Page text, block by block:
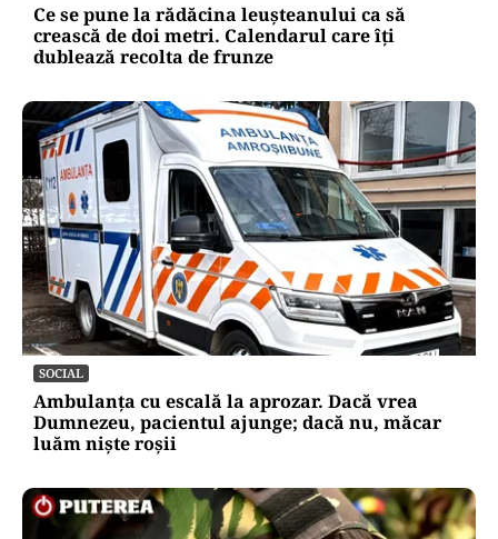
Ce se pune la rădăcina leușteanului ca să
crească de doi metri. Calendarul care îți
dublează recolta de frunze
SOCIAL
Ambulanța cu escală la aprozar. Dacă vrea
Dumnezeu, pacientul ajunge; dacă nu, măcar
luăm niște roșii